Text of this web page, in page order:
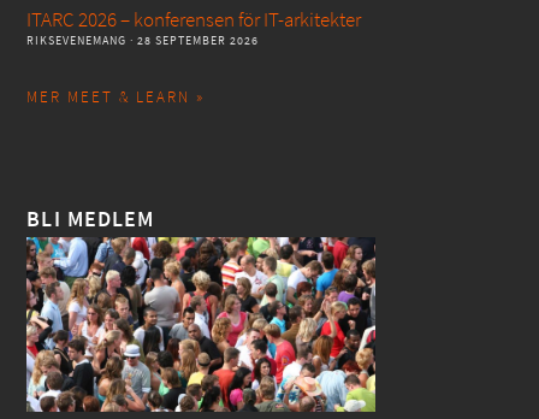
ITARC 2026 – konferensen för IT-arkitekter
RIKSEVENEMANG · 28 SEPTEMBER 2026
MER MEET & LEARN »
BLI MEDLEM